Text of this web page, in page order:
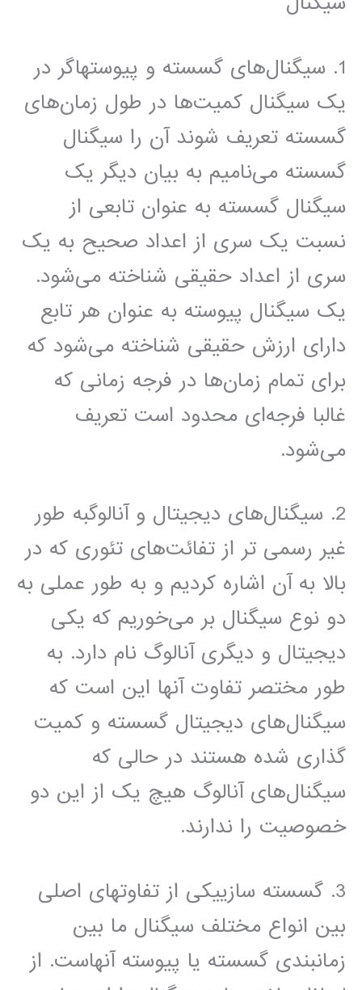
1. سیگنال‌های گسسته و پیوستهاگر در
یک سیگنال کمیت‌ها در طول زمان‌های
گسسته تعریف شوند آن را سیگنال
گسسته می‌نامیم به بیان دیگر یک
سیگنال گسسته به عنوان تابعی از
نسبت یک سری از اعداد صحیح به یک
سری از اعداد حقیقی شناخته می‌شود.
یک سیگنال پیوسته به عنوان هر تابع
دارای ارزش حقیقی شناخته می‌شود که
برای تمام زمان‌ها در فرجه زمانی که
غالبا فرجه‌ای محدود است تعریف
می‌شود.
2. سیگنال‌های دیجیتال و آنالوگبه طور
غیر رسمی تر از تفائت‌های تئوری که در
بالا به آن اشاره کردیم و به طور عملی به
دو نوع سیگنال بر می‌خوریم که یکی
دیجیتال و دیگری آنالوگ نام دارد. به
طور مختصر تفاوت آنها این است که
سیگنال‌های دیجیتال گسسته و کمیت
گذاری شده هستند در حالی که
سیگنال‌های آنالوگ هیچ یک از این دو
خصوصیت را ندارند.
3. گسسته سازییکی از تفاوتهای اصلی
بین انواع مختلف سیگنال ما بین
زمانبندی گسسته یا پیوسته آنهاست. از